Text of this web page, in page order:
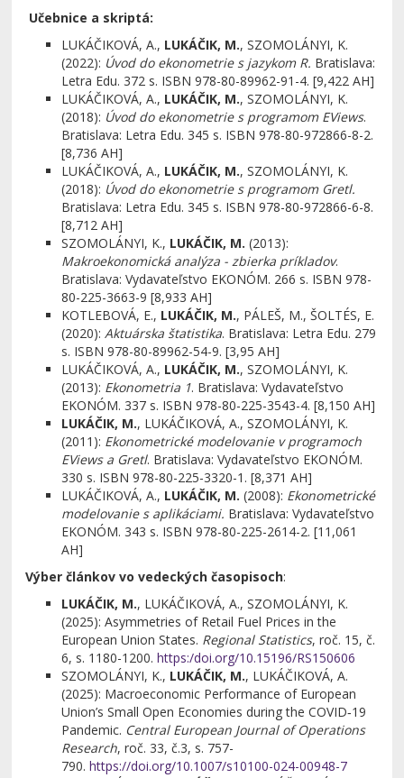
Učebnice a skriptá:
LUKÁČIKOVÁ, A., LUKÁČIK, M., SZOMOLÁNYI, K.
(2022): Úvod do ekonometrie s jazykom R. Bratislava:
Letra Edu. 372 s. ISBN 978-80-89962-91-4. [9,422 AH]
LUKÁČIKOVÁ, A., LUKÁČIK, M., SZOMOLÁNYI, K.
(2018): Úvod do ekonometrie s programom EViews.
Bratislava: Letra Edu. 345 s. ISBN 978-80-972866-8-2.
[8,736 AH]
LUKÁČIKOVÁ, A., LUKÁČIK, M., SZOMOLÁNYI, K.
(2018): Úvod do ekonometrie s programom Gretl.
Bratislava: Letra Edu. 345 s. ISBN 978-80-972866-6-8.
[8,712 AH]
SZOMOLÁNYI, K., LUKÁČIK, M. (2013):
Makroekonomická analýza - zbierka príkladov.
Bratislava: Vydavateľstvo EKONÓM. 266 s. ISBN 978-
80-225-3663-9 [8,933 AH]
KOTLEBOVÁ, E., LUKÁČIK, M., PÁLEŠ, M., ŠOLTÉS, E.
(2020):Aktuárska štatistika. Bratislava: Letra Edu. 279
s. ISBN 978-80-89962-54-9. [3,95 AH]
LUKÁČIKOVÁ, A., LUKÁČIK, M., SZOMOLÁNYI, K.
(2013): Ekonometria 1. Bratislava: Vydavateľstvo
EKONÓM. 337 s. ISBN 978-80-225-3543-4. [8,150 AH]
LUKÁČIK, M., LUKÁČIKOVÁ, A., SZOMOLÁNYI, K.
(2011): Ekonometrické modelovanie v programoch
EViews a Gretl. Bratislava: Vydavateľstvo EKONÓM.
330 s. ISBN 978-80-225-3320-1. [8,371 AH]
LUKÁČIKOVÁ, A., LUKÁČIK, M. (2008): Ekonometrické
modelovanie s aplikáciami. Bratislava: Vydavateľstvo
EKONÓM. 343 s. ISBN 978-80-225-2614-2. [11,061
AH]
Výber článkov vo vedeckých časopisoch:
LUKÁČIK, M., LUKÁČIKOVÁ, A., SZOMOLÁNYI, K.
(2025): Asymmetries of Retail Fuel Prices in the
European Union States. Regional Statistics, roč. 15, č.
6, s. 1180-1200.https:/doi.org/10.15196/RS150606
SZOMOLÁNYI, K., LUKÁČIK, M., LUKÁČIKOVÁ, A.
(2025): Macroeconomic Performance of European
Union’s Small Open Economies during the COVID‑19
Pandemic. Central European Journal of Operations
Research, roč. 33, č.3, s. 757-
790.https://doi.org/10.1007/s10100-024-00948-7